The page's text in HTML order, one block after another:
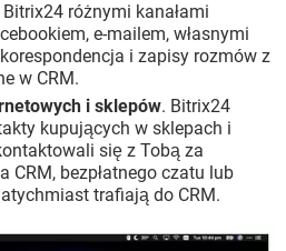
Bitrix24 różnymi kanałami
e-mailem, własnymi
i zapisy rozmów z
w CRM.
i sklepów. Bitrix24
kupujących w sklepach i
się z Tobą za
CRM, bezpłatnego czatu lub
trafiają do CRM.